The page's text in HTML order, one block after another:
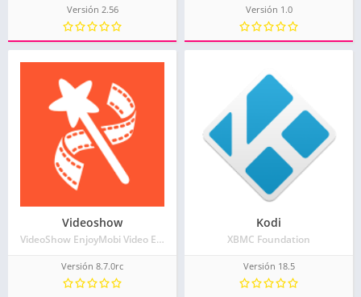
Versión 2.56 Versión 1.0
Videoshow
VideoShow EnjoyMobi Video Editor & Video Maker Inc
Versión 8.7.0rc
Kodi
XBMC Foundation
Versión 18.5